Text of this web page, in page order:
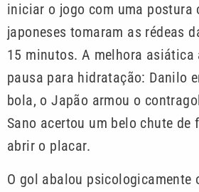
iniciar o jogo com uma postura
japoneses tomaram as rédeas
15 minutos. A melhora asiática
pausa para hidratação: Danilo
bola, o Japão armou o
Sano acertou um belo chute de
abrir o placar.
O gol abalou psicologicamente